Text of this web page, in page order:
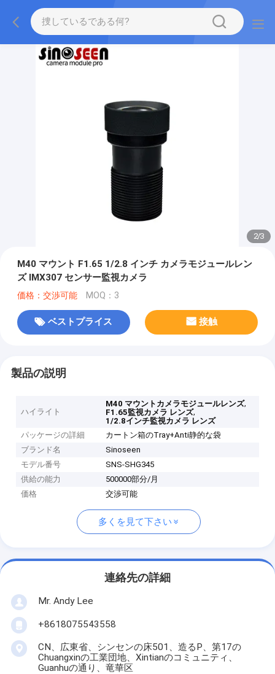
2/3
M40 マウント F1.65 1/2.8 インチ カメラモジュールレン
ズ IMX307 センサー監視カメラ
価格：交渉可能 MOQ：3
ベストプライス 接触
製品の説明
ハイライト
M40 マウントカメラモジュールレンズ,
F1.65監視カメラ レンズ,
1/2.8インチ監視カメラ レンズ
パッケージの詳細
カートン箱のTray+Anti静的な袋
ブランド名
Sinoseen
モデル番号
SNS-SHG345
供給の能力
500000部分/月
価格
交渉可能
多くを見て下さい
連絡先の詳細
Mr. Andy Lee
+8618075543558
CN、広東省、シンセンの床501、造るP、第17の
Chuangxinの工業団地、Xintianのコミュニティ、
Guanhuの通り、竜華区